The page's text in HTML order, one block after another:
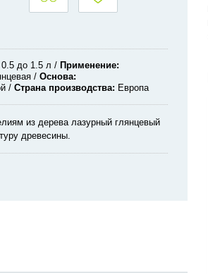
0.5 до 1.5 л
Применение
Основа
Страна производства Европа
из дерева лазурный глянцевый
древесины.